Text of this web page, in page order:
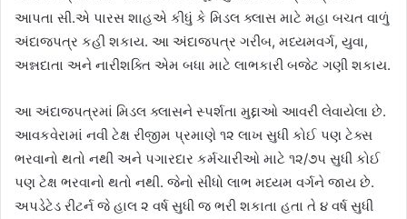
આપતા સી.એ પારસ શાહએ કીધું કે મિડલ ક્લાસ માટે મહા બચત વાળું
અંદાજપત્ર કહી શકાય. આ અંદાજપત્ર ગરીબ, મધ્યમવર્ગ, યુવા,
અન્નદાતા અને નારીશક્તિ એમ બધા માટે લાભકારી બજેટ ગણી શકાય.
આ અંદાજપત્રમાં મિડલ ક્લાસને સ્પર્શતા મુદ્દાઓ આવરી લેવાયેલા છે.
આવકવેરામાં નવી ટેક્ષ રીજીમ પ્રમાણે ૧૨ લાખ સુધી કોઈ પણ ટેક્સ
ભરવાનો થતો નથી અને પગારદાર કર્મચારીઓ માટે ૧૨/૭૫ સુધી કોઈ
પણ ટેક્ષ ભરવાનો થતો નથી. જેનો સીધો લાભ મધ્યમ વર્ગને જાય છે.
અપડેટેડ રીટર્ન જે હાલ ૨ વર્ષ સુધી જ ભરી શકાતા હતા તે ૪ વર્ષ સુધી